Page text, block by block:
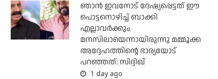
ഞാന്‍ ഇവനോട് ദേഷ്യപ്പെട്ടത് ഈ
പൊട്ടനൊഴിച്ച് ബാക്കി
എല്ലാവര്‍ക്കും
മനസിലായെന്നായിരുന്നു മമ്മൂക്ക
അദ്ദേഹത്തിന്റെ ഭാര്യയോട്
പറഞ്ഞത്: സിദ്ദിഖ്
1 day ago